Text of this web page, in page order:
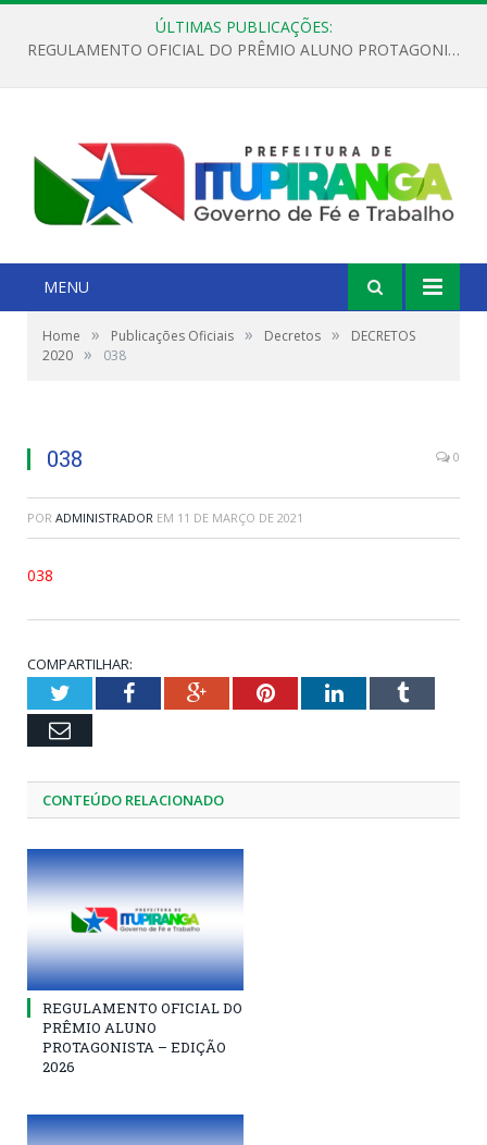
ÚLTIMAS PUBLICAÇÕES:
REGULAMENTO OFICIAL DO PRÊMIO ALUNO PROTAGONISTA – EDIÇÃO 2026
MENU
Home » Publicações Oficiais » Decretos »
DECRETOS
2020 » 038
038 0
POR ADMINISTRADOR EM 11 DE MARÇO DE 2021
038
COMPARTILHAR:
TwitterFacebookGoogle+PinterestLinkedInTumblr
Email
CONTEÚDO RELACIONADO
REGULAMENTO OFICIAL DO
PRÊMIO ALUNO
PROTAGONISTA – EDIÇÃO
2026